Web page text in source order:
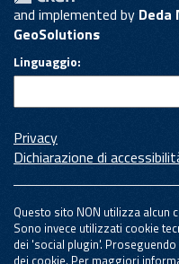
and implemented by Deda
GeoSolutions
Linguaggio
Privacy
Dichiarazione di
Questo sito NON utilizza alcun
Sono invece utilizzati cookie
dei 'social plugin'.
dei cookie. Per maggiori